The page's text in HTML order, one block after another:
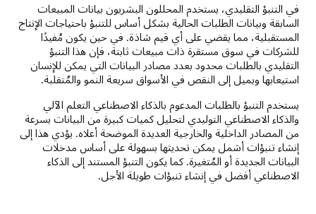
في التنبؤ التقليدي، يستخدم المحللون البشريون بيانات المبيعات
السابقة وبيانات الطلبات الحالية بشكل أساس للتنبؤ باحتياجات الإنتاج
المستقبلية، مما يقضي على أي قيم شاذة. في حين يكون مُفيدًا
للشركات في سوق مستقرة ذات مبيعات ثابتة، فإن هذا التنبؤ
التقليدي بالطلبات محدود بعدد مصادر البيانات التي يمكن للإنسان
استيعابها ويميل إلى النقص في الأسواق سريعة النمو والمُتقلبة.
يستخدم التنبؤ بالطلبات المدعوم بالذكاء الاصطناعي التعلم الآلي
والذكاء الاصطناعي التوليدي لتحليل كميات كبيرة من البيانات بسرعة
من المصادر الداخلية والخارجية العديدة الموضحة أعلاه. يؤدي هذا إلى
إنشاء تنبؤات أشمل يمكن تحديثها بسهولة على أساس مدخلات
البيانات الجديدة أو المُتغيرة. كما يكون التنبؤ المستند إلى الذكاء
الاصطناعي أفضل في إنشاء تنبؤات طويلة الأجل.